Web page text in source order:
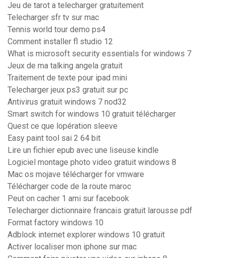
Jeu de tarot a telecharger gratuitement
Telecharger sfr tv sur mac
Tennis world tour demo ps4
Comment installer fl studio 12
What is microsoft security essentials for windows 7
Jeux de ma talking angela gratuit
Traitement de texte pour ipad mini
Telecharger jeux ps3 gratuit sur pc
Antivirus gratuit windows 7 nod32
Smart switch for windows 10 gratuit télécharger
Quest ce que lopération sleeve
Easy paint tool sai 2 64 bit
Lire un fichier epub avec une liseuse kindle
Logiciel montage photo video gratuit windows 8
Mac os mojave télécharger for vmware
Télécharger code de la route maroc
Peut on cacher 1 ami sur facebook
Telecharger dictionnaire francais gratuit larousse pdf
Format factory windows 10
Adblock internet explorer windows 10 gratuit
Activer localiser mon iphone sur mac